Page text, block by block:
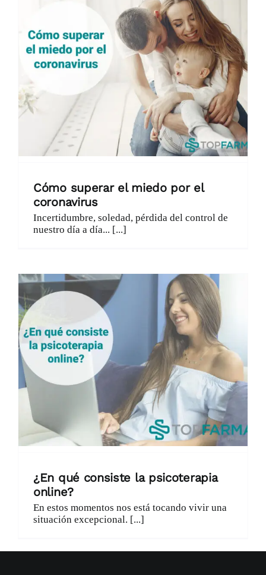
Promociones
Encargo Exprés
Contacto
Cómo superar el miedo por el
coronavirus
Incertidumbre, soledad, pérdida del control de
nuestro día a día... [...]
¿En qué consiste la psicoterapia
online?
En estos momentos nos está tocando vivir una
situación excepcional. [...]